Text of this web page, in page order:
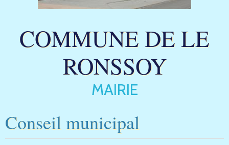
COMMUNE DE LE
RONSSOY
MAIRIE
Conseil municipal